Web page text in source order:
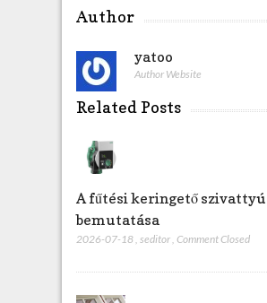
Author
yatoo
Author Website
Related Posts
A fűtési keringető
bemutatása
2026-07-18 seditor Comment Closed